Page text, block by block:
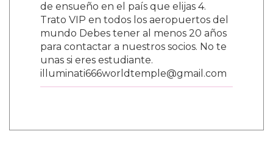
de ensueño en el país que elijas 4.
Trato VIP en todos los aeropuertos del
mundo Debes tener al menos 20 años
para contactar a nuestros socios. No te
unas si eres estudiante.
illuminati666worldtemple@gmail.com